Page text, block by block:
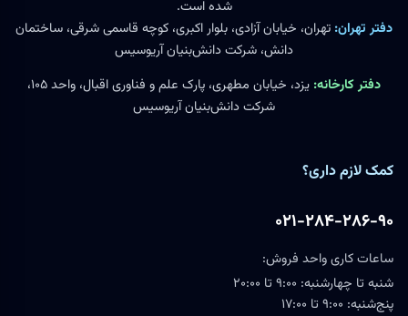
شده است.
دفتر تهران: تهران، خیابان آزادی، بلوار اکبری، کوچه قاسمی شرقی، ساختمان
دانش، شرکت دانش‌بنیان آریوسیس
دفتر کارخانه:
یزد، خیابان مطهری، پارک علم و فناوری اقبال، واحد ۱۰۵،
شرکت دانش‌بنیان آریوسیس
کمک لازم داری؟
۰۲۱-۲۸۴-۲۸۶-۹۰
ساعات کاری واحد فروش:
شنبه تا چهارشنبه: ۹:۰۰ تا ۲۰:۰۰
پنج‌شنبه: ۹:۰۰ تا ۱۷:۰۰